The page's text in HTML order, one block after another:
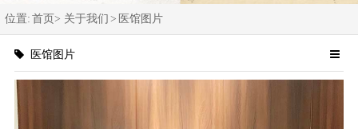
位置: 首页> 关于我们 > 医馆图片
医馆图片